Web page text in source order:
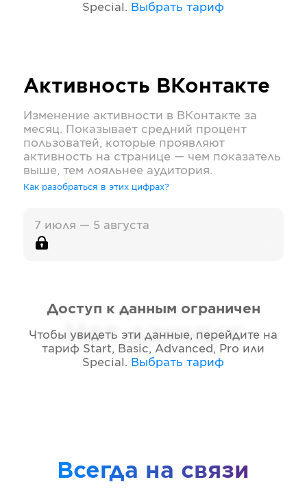
Special . Выбрать тариф
Активность ВКонтакте
Изменение активности в ВКонтакте за
месяц. Показывает средний процент
пользоватей, которые проявляют
активность на странице — чем показатель
выше, тем лояльнее аудитория.
Как разобраться в этих цифрах?
7 июля — 5 августа
Нет данных
Доступ к данным ограничен
Чтобы увидеть эти данные, перейдите на
тариф Start, Basic, Advanced, Pro или
Special . Выбрать тариф
Всегда на связи